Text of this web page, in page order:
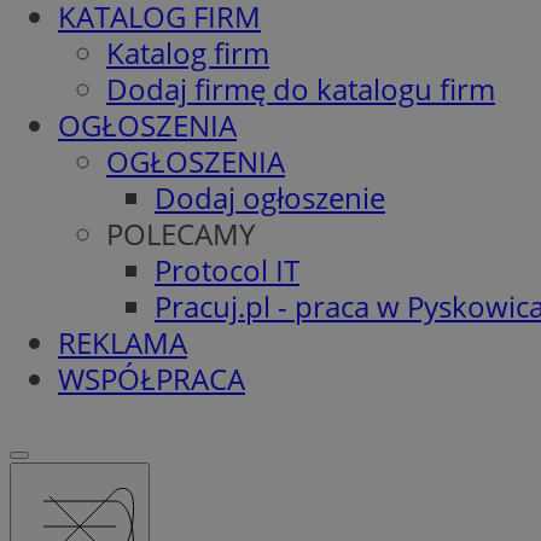
KATALOG FIRM
Katalog firm
Dodaj firmę do katalogu firm
OGŁOSZENIA
OGŁOSZENIA
Dodaj ogłoszenie
POLECAMY
Protocol IT
Pracuj.pl - praca w
REKLAMA
WSPÓŁPRACA